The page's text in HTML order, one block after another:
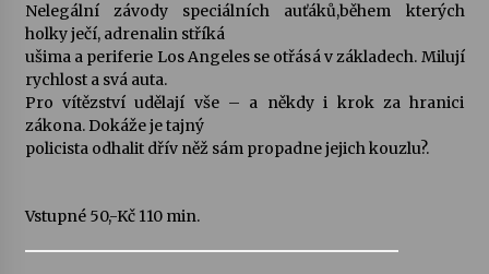
Letní koncerty ve Stromovce: Kolchoz a
Jenakaši
28. 7. 2026
Votavžatský ploty
23. 7. 2026
Letní koncerty ve Stromovce: Rufus Miller
22. 7. 2026
Nelegální závody speciálních auťáků,během kterých
holky ječí, adrenalin stříká
ušima a periferie Los Angeles se otřásá v základech. Milují
rychlost a svá auta.
Pro vítězství udělají vše – a někdy i krok za hranici
zákona. Dokáže je tajný
policista odhalit dřív něž sám propadne jejich kouzlu?.
Vstupné 50,-Kč 110 min.